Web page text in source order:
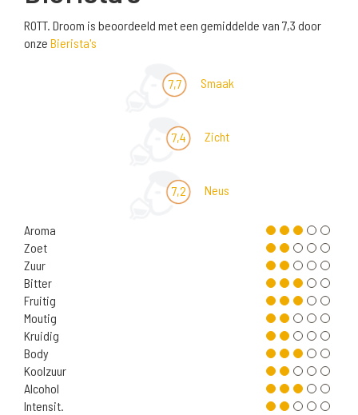
ROTT. Droom is beoordeeld met een gemiddelde van 7,3 door
onze Bierista's
7,7 Smaak
7,4 Zicht
7,2 Neus
Aroma
Zoet
Zuur
Bitter
Fruitig
Moutig
Kruidig
Body
Koolzuur
Alcohol
Intensit.